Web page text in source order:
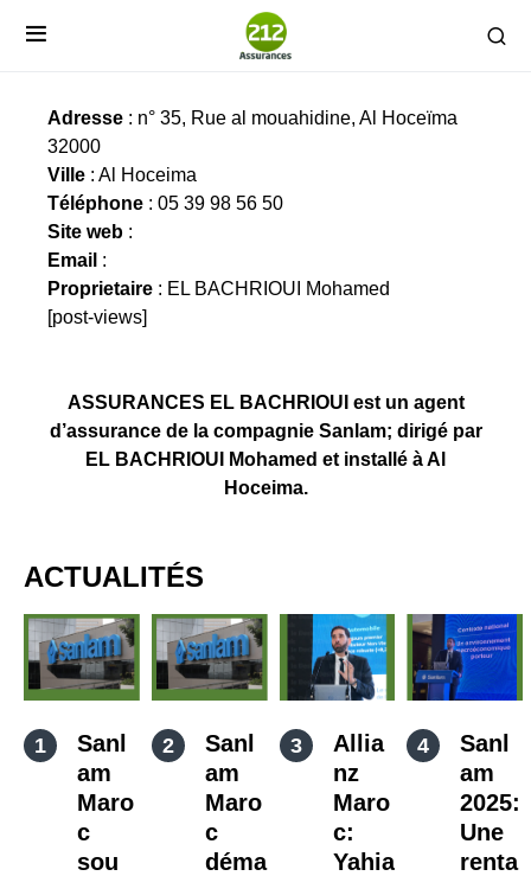
ASSURANCES EL BACHRIOUI
Adresse : n° 35, Rue al mouahidine, Al Hoceïma
32000
Ville : Al Hoceima
Téléphone : 05 39 98 56 50
Site web :
Email :
Proprietaire : EL BACHRIOUI Mohamed
[post-views]
ASSURANCES EL BACHRIOUI est un agent
d’assurance de la compagnie Sanlam; dirigé par
EL BACHRIOUI Mohamed et installé à Al
Hoceima.
ACTUALITÉS
Sanl
am
Maro
c
sou
Sanl
am
Maro
c
déma
Allia
nz
Maro
c:
Yahia
Sanl
am
2025:
Une
renta